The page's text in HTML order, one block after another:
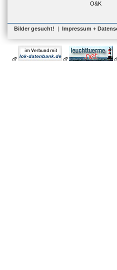
O&K
Bilder gesucht! | Impressum +